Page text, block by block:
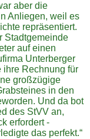
aber die
Anliegen, weil es
repräsentiert.
Stadtgemeinde
auf einen
Unterberger
ihre Rechnung für
großzügige
in den
Und da bot
des StVV an,
erfordert -
das perfekt.“